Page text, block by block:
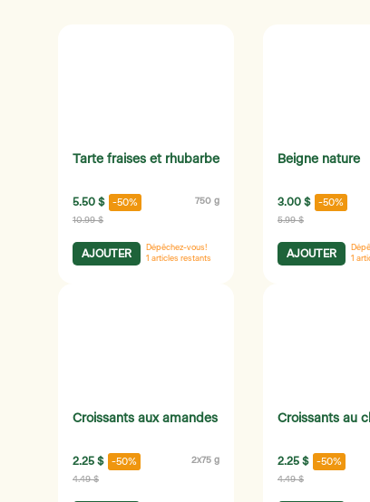
Tarte fraises et rhubarbe
5.50 $ -50% 750 g
10.99 $
AJOUTER
Dépêchez-vous!
1 articles restants
Beigne nature
3.00 $ -50%
5.99 $
AJOUTER
1
Croissants aux amandes
2.25 $ -50% 2x75 g
4.49 $
Croissants au
2.25 $ -50%
4.49 $